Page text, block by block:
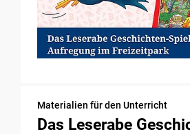
Materialien für den Unterricht
Das Leserabe